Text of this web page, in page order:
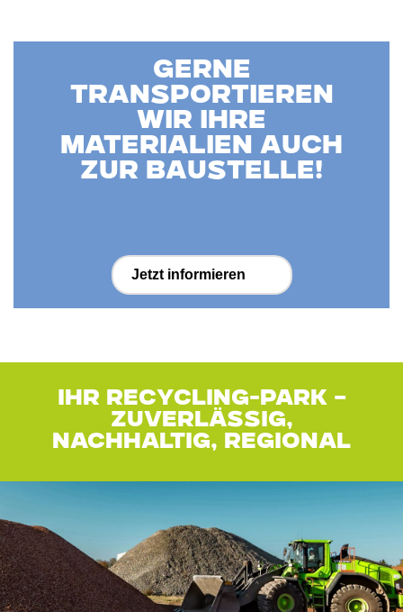
Gerne
transportieren
wir Ihre
Materialien auch
zur Baustelle!
Jetzt informieren
IHR RECYCLING-PARK –
ZUVERLÄSSIG,
NACHHALTIG, REGIONAL